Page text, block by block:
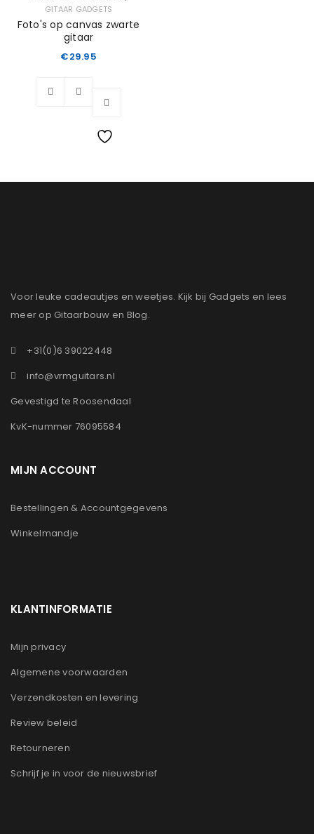
GITAAR GADGETS
Foto's op canvas zwarte
gitaar
€29.95
Voor leuke cadeautjes en weetjes. Kijk bij Gadgets en lees
meer op Gitaarbouw en Blog.
+31(0)6 39022448
info@vrmguitars.nl
Gevestigd te Roosendaal
KvK-nummer 76095584
MIJN ACCOUNT
Bestellingen & Accountgegevens
Winkelmandje
KLANTINFORMATIE
Mijn privacy
Algemene voorwaarden
Verzendkosten en levering
Review beleid
Retourneren
Schrijf je in voor de nieuwsbrief